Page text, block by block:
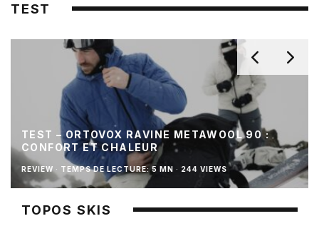
TEST
TEST – ORTOVOX RAVINE METAWOOL 90 :
CONFORT ET CHALEUR
REVIEW · TEMPS DE LECTURE: 5 MN · 244 VIEWS
TOPOS SKIS